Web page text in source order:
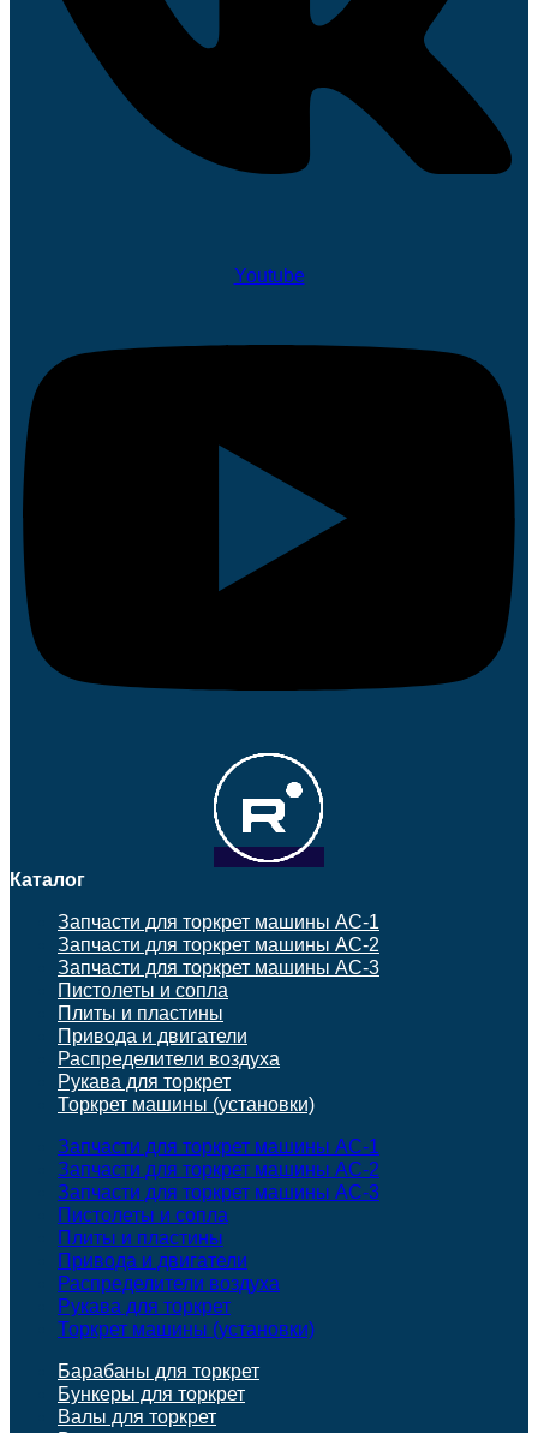
Youtube
Каталог
Запчасти для торкрет машины АС-1
Запчасти для торкрет машины АС-2
Запчасти для торкрет машины АС-3
Пистолеты и сопла
Плиты и пластины
Привода и двигатели
Распределители воздуха
Рукава для торкрет
Торкрет машины (установки)
Запчасти для торкрет машины АС-1
Запчасти для торкрет машины АС-2
Запчасти для торкрет машины АС-3
Пистолеты и сопла
Плиты и пластины
Привода и двигатели
Распределители воздуха
Рукава для торкрет
Торкрет машины (установки)
Барабаны для торкрет
Бункеры для торкрет
Валы для торкрет